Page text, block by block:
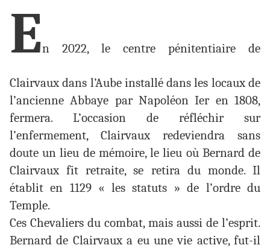
En 2022, le centre pénitentiaire de
Clairvaux dans l’Aube installé dans les locaux de
l’ancienne Abbaye par Napoléon Ier en 1808,
fermera. L’occasion de réfléchir sur
l’enfermement, Clairvaux redeviendra sans
doute un lieu de mémoire, le lieu où Bernard de
Clairvaux fit retraite, se retira du monde. Il
établit en 1129 « les statuts » de l’ordre du
Temple.
Ces Chevaliers du combat, mais aussi de l’esprit.
Bernard de Clairvaux a eu une vie active, fut-il